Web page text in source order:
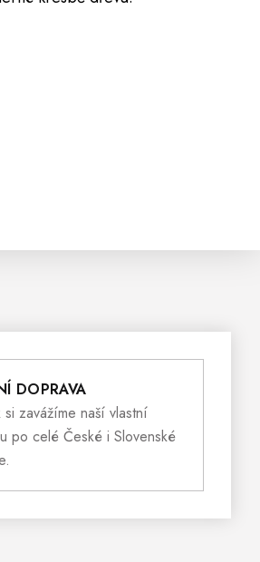
DOPRAVA
zavážíme naší vlastní
po celé České i Slovenské